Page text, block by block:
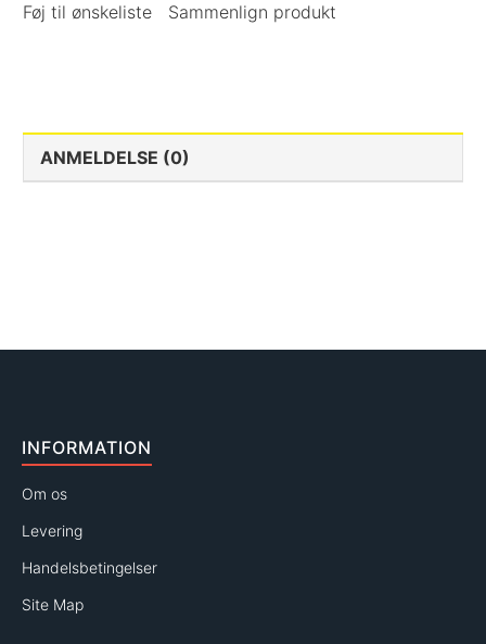
Føj til ønskeliste Sammenlign produkt
ANMELDELSE (0)
INFORMATION
Om os
Levering
Handelsbetingelser
Site Map